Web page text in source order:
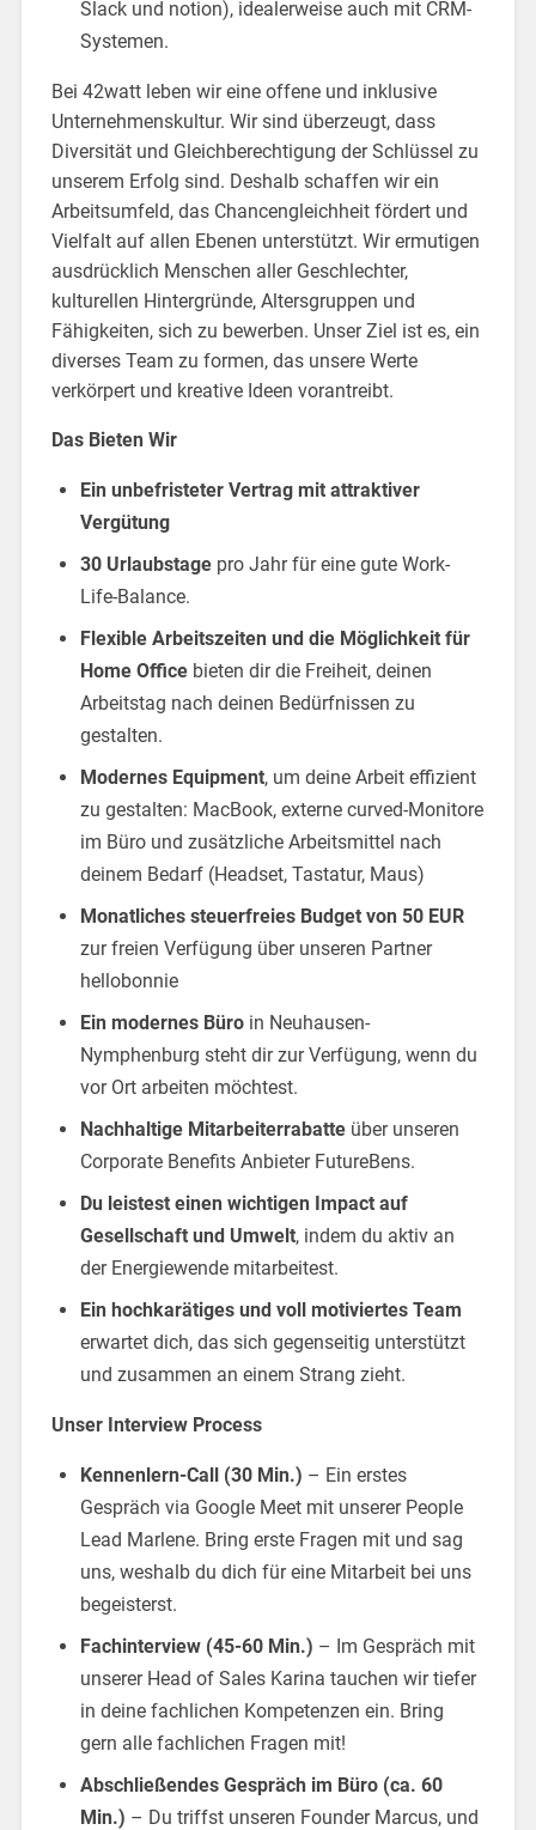
Slack und notion), idealerweise auch mit CRM-
Systemen.
Bei 42watt leben wir eine offene und inklusive
Unternehmenskultur. Wir sind überzeugt, dass
Diversität und Gleichberechtigung der Schlüssel zu
unserem Erfolg sind. Deshalb schaffen wir ein
Arbeitsumfeld, das Chancengleichheit fördert und
Vielfalt auf allen Ebenen unterstützt. Wir ermutigen
ausdrücklich Menschen aller Geschlechter,
kulturellen Hintergründe, Altersgruppen und
Fähigkeiten, sich zu bewerben. Unser Ziel ist es, ein
diverses Team zu formen, das unsere Werte
verkörpert und kreative Ideen vorantreibt.
Das Bieten Wir
Ein unbefristeter Vertrag mit attraktiver
Vergütung
30 Urlaubstagepro Jahr für eine gute Work-
Life-Balance.
Flexible Arbeitszeiten und die Möglichkeit für
Home Officebieten dir die Freiheit, deinen
Arbeitstag nach deinen Bedürfnissen zu
gestalten.
Modernes Equipment, um deine Arbeit effizient
zu gestalten: MacBook, externe curved-Monitore
im Büro und zusätzliche Arbeitsmittel nach
deinem Bedarf (Headset, Tastatur, Maus)
Monatliches steuerfreies Budget von 50 EUR
zur freien Verfügung über unseren Partner
hellobonnie
Ein modernes Büroin Neuhausen-
Nymphenburg steht dir zur Verfügung, wenn du
vor Ort arbeiten möchtest.
Nachhaltige Mitarbeiterrabatteüber unseren
Corporate Benefits Anbieter FutureBens.
Du leistest einen wichtigen Impact auf
Gesellschaft und Umwelt, indem du aktiv an
der Energiewende mitarbeitest.
Ein hochkarätiges und voll motiviertes Team
erwartet dich, das sich gegenseitig unterstützt
und zusammen an einem Strang zieht.
Unser Interview Process
Kennenlern-Call (30 Min.) – Ein erstes
Gespräch via Google Meet mit unserer People
Lead Marlene. Bring erste Fragen mit und sag
uns, weshalb du dich für eine Mitarbeit bei uns
begeisterst.
Fachinterview (45-60 Min.) – Im Gespräch mit
unserer Head of Sales Karina tauchen wir tiefer
in deine fachlichen Kompetenzen ein. Bring
gern alle fachlichen Fragen mit!
Abschließendes Gespräch im Büro (ca. 60
Min.) – Du triffst unseren Founder Marcus, und